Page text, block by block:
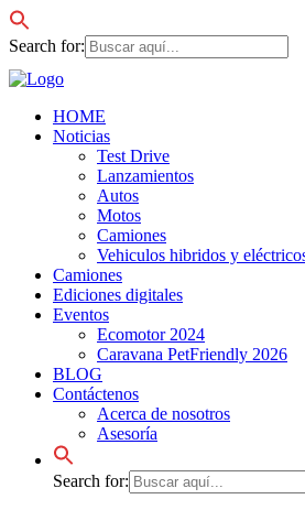
Search for:
HOME
Noticias
Test Drive
Lanzamientos
Autos
Motos
Camiones
Vehiculos hibridos y
Camiones
Ediciones digitales
Eventos
Ecomotor 2024
Caravana PetFriendly 2026
BLOG
Contáctenos
Acerca de nosotros
Asesoría
Search for: